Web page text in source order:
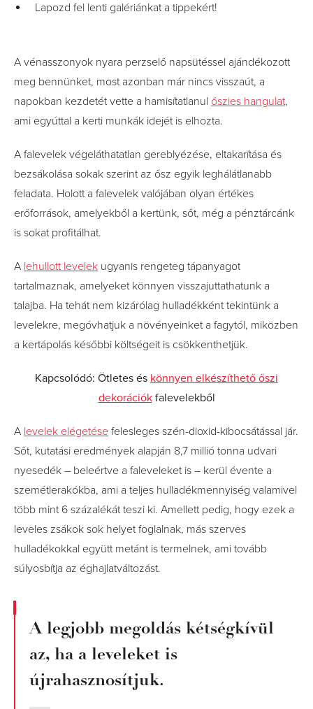
Lapozd fel lenti galériánkat a tippekért!
A vénasszonyok nyara perzselő napsütéssel ajándékozott
meg bennünket, most azonban már nincs visszaút, a
napokban kezdetét vette a hamisítatlanul őszies hangulat,
ami egyúttal a kerti munkák idejét is elhozta.
A falevelek végeláthatatlan gereblyézése, eltakarítása és
bezsákolása sokak szerint az ősz egyik leghálátlanabb
feladata. Holott a falevelek valójában olyan értékes
erőforrások, amelyekből a kertünk, sőt, még a pénztárcánk
is sokat profitálhat.
A lehullott levelek ugyanis rengeteg tápanyagot
tartalmaznak, amelyeket könnyen visszajuttathatunk a
talajba. Ha tehát nem kizárólag hulladékként tekintünk a
levelekre, megóvhatjuk a növényeinket a fagytól, miközben
a kertápolás későbbi költségeit is csökkenthetjük.
Kapcsolódó: Ötletes és könnyen elkészíthető őszi
dekorációkfalevelekből
A levelek elégetése felesleges szén-dioxid-kibocsátással jár.
Sőt, kutatási eredmények alapján 8,7 millió tonna udvari
nyesedék – beleértve a faleveleket is – kerül évente a
szemétlerakókba, ami a teljes hulladékmennyiség valamivel
több mint 6 százalékát teszi ki. Amellett pedig, hogy ezek a
leveles zsákok sok helyet foglalnak, más szerves
hulladékokkal együtt metánt is termelnek, ami tovább
súlyosbítja az éghajlatváltozást.
A legjobb megoldás kétségkívül
az, ha a leveleket is
újrahasznosítjuk.